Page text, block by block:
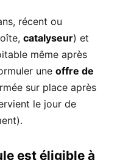
récent ou
catalyseur) et
même après
une offre de
sur place après
le jour de
est éligible à